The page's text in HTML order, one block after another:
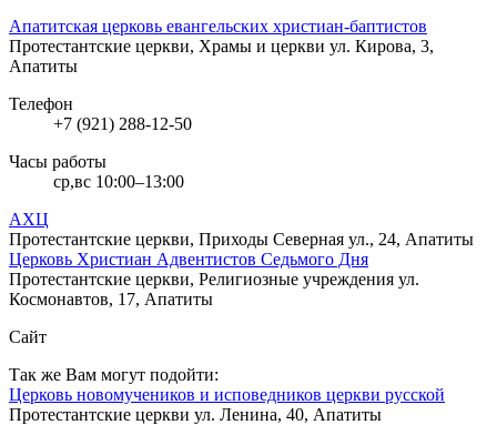
Апатитская церковь евангельских христиан-баптистов
Протестантские церкви, Храмы и церкви ул. Кирова, 3,
Апатиты
Телефон
+7 (921) 288-12-50
Часы работы
ср,вс 10:00–13:00
АХЦ
Протестантские церкви, Приходы Северная ул., 24, Апатиты
Церковь Христиан Адвентистов Седьмого Дня
Протестантские церкви, Религиозные учреждения ул.
Космонавтов, 17, Апатиты
Сайт
Так же Вам могут подойти:
Церковь новомучеников и исповедников церкви русской
Протестантские церкви ул. Ленина, 40, Апатиты